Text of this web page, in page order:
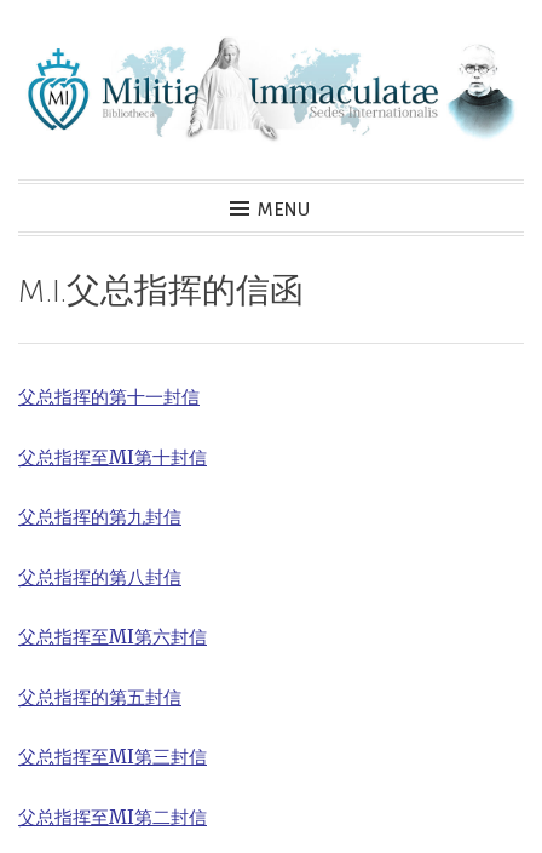
content
MENU
M.I.父总指挥的信函
父总指挥的第十一封信
父总指挥至MI第十封信
父总指挥的第九封信
父总指挥的第八封信
父总指挥至MI第六封信
父总指挥的第五封信
父总指挥至MI第三封信
父总指挥至MI第二封信